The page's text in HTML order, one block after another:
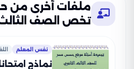
ملفات أخرى
تخص الصف الثالث
نفس المعلم
نماذج